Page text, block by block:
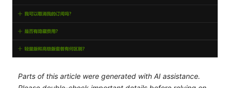
Parts of this article were generated with AI assistance.